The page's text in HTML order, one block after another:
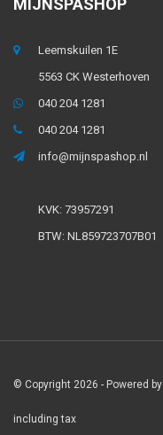
MIJNSPASHOP
Leemskuilen 1E
5563 CK Westerhoven
040 204 1281
040 204 1281
info@mijnspashop.nl
KVK: 73957291
BTW: NL859723707B01
© Copyright 2026 - Powered by
including tax